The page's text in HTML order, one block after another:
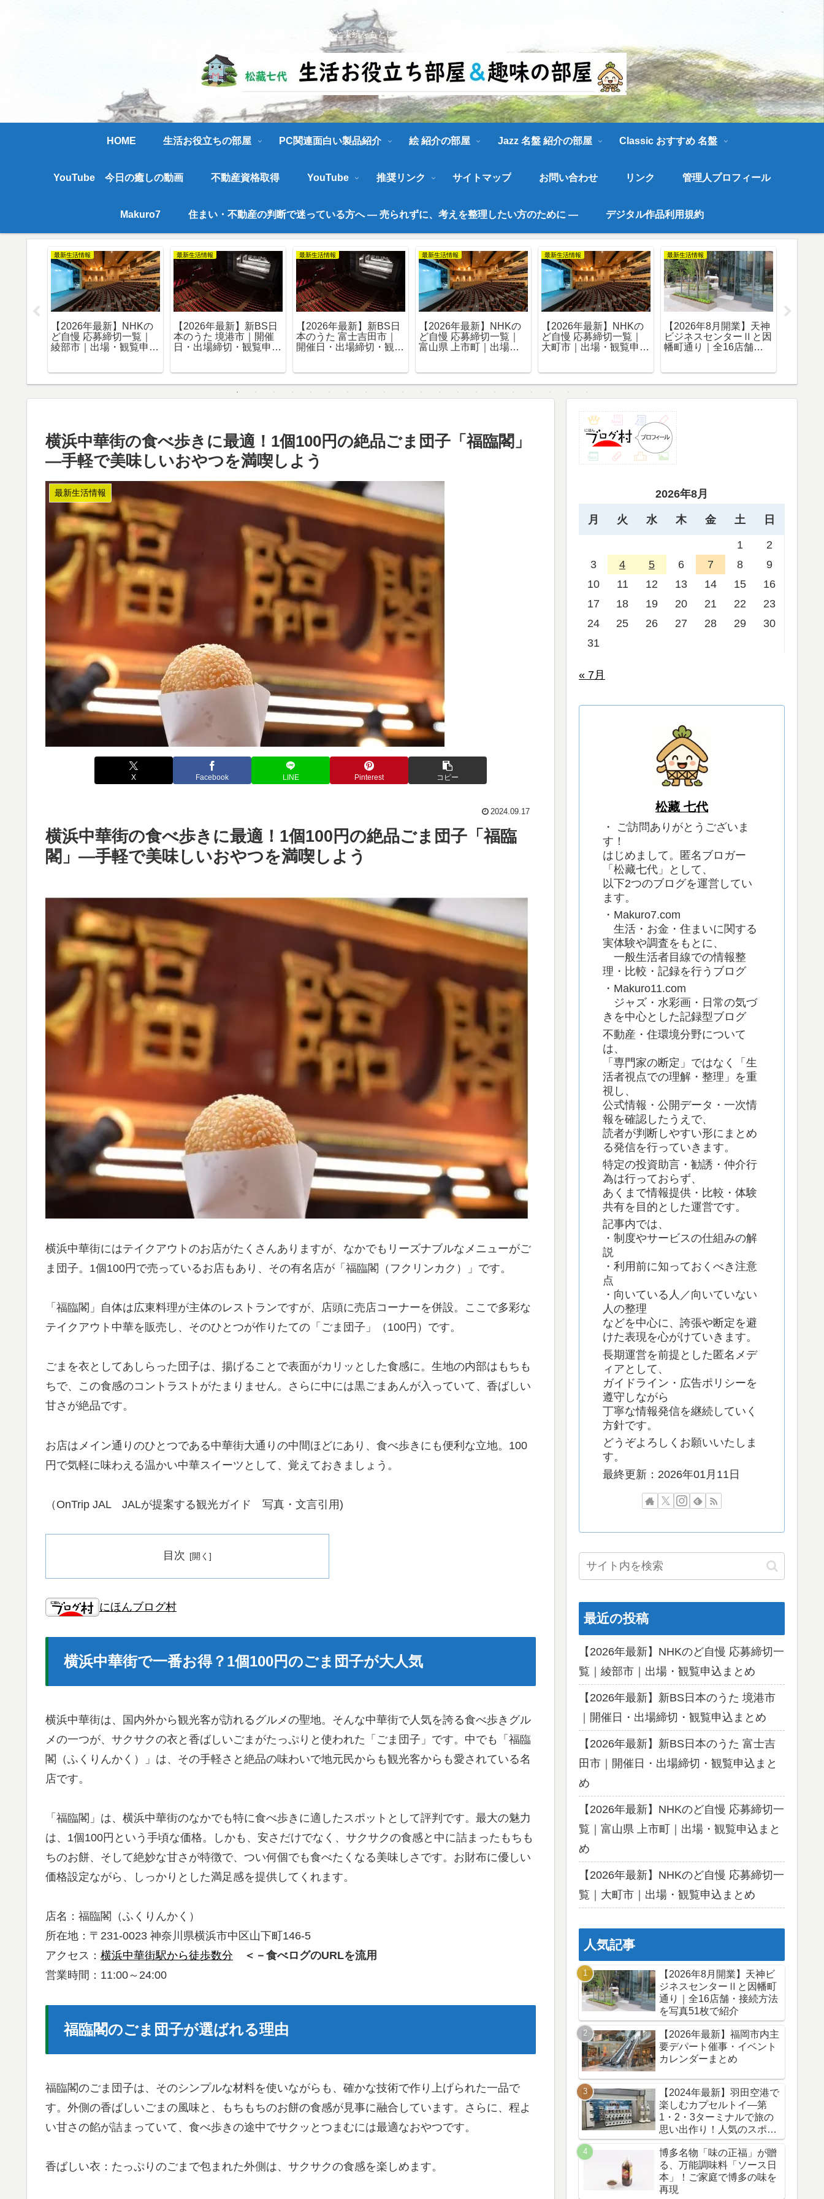
長く続けてきた経験と実績をもとに、喜ばれ、お役に立てる情報を発信します。
HOME 生活お役立ちの部屋 PC関連面白い製品紹介 絵 紹介の部屋 Jazz 名盤 紹介の部屋 Classic おすすめ 名盤
YouTube 今日の癒しの動画 不動産資格取得 YouTube 推奨リンク サイトマップ お問い合わせ リンク 管理人プロフィール
Makuro7 住まい・不動産の判断で迷っている方へ ― 売られずに、考えを整理したい方のために ― デジタル作品利用規約
最新イベント情報
【2026年最新】新BS日
本のうた 魚沼市｜開催
日・出場締切・観覧申込
最新イベント情報
【2026年最新】NHKの
ど自慢 応募締切一覧｜
国東市｜出場・観覧申込
最新イベント情報
【2026年最新】NHKの
ど自慢 応募締切一覧｜
南相馬市｜出場・観覧申
最新イベント情報
【2026年最新】新BS日
本のうた 北九州市｜開
催日・出場締切・観覧申
水彩画
【2026年版】【水彩画
72作目】福岡・舞鶴公
園 散歩道からの風景｜
最新イベント情報
【2026年最新】NHKの
ど自慢 応募締切一覧｜
戸田市｜出場・観覧申込
横浜中華街の食べ歩きに最適！1個100円の絶品ごま団子「福臨閣」
—手軽で美味しいおやつを満喫しよう
最新生活情報
X Facebook LINE Pinterest コピー
2024.09.17
横浜中華街の食べ歩きに最適！1個100円の絶品ごま団子「福臨
閣」—手軽で美味しいおやつを満喫しよう
横浜中華街にはテイクアウトのお店がたくさんありますが、なかでもリーズナブルなメニューがご
ま団子。1個100円で売っているお店もあり、その有名店が「福臨閣（フクリンカク）」です。
「福臨閣」自体は広東料理が主体のレストランですが、店頭に売店コーナーを併設。ここで多彩な
テイクアウト中華を販売し、そのひとつが作りたての「ごま団子」（100円）です。
ごまを衣としてあしらった団子は、揚げることで表面がカリッとした食感に。生地の内部はもちも
ちで、この食感のコントラストがたまりません。さらに中には黒ごまあんが入っていて、香ばしい
甘さが絶品です。
お店はメイン通りのひとつである中華街大通りの中間ほどにあり、食べ歩きにも便利な立地。100
円で気軽に味わえる温かい中華スイーツとして、覚えておきましょう。
（OnTrip JAL JALが提案する観光ガイド 写真・文言引用)
目次
にほんブログ村
横浜中華街で一番お得？1個100円のごま団子が大人気
横浜中華街は、国内外から観光客が訪れるグルメの聖地。そんな中華街で人気を誇る食べ歩きグル
メの一つが、サクサクの衣と香ばしいごまがたっぷりと使われた「ごま団子」です。中でも「福臨
閣（ふくりんかく）」は、その手軽さと絶品の味わいで地元民からも観光客からも愛されている名
店です。
「福臨閣」は、横浜中華街のなかでも特に食べ歩きに適したスポットとして評判です。最大の魅力
は、1個100円という手頃な価格。しかも、安さだけでなく、サクサクの食感と中に詰まったもちも
ちのお餅、そして絶妙な甘さが特徴で、つい何個でも食べたくなる美味しさです。お財布に優しい
価格設定ながら、しっかりとした満足感を提供してくれます。
店名：福臨閣（ふくりんかく）
所在地：〒231-0023 神奈川県横浜市中区山下町146-5
アクセス： 横浜中華街駅から徒歩数分
＜－食べログのURLを流用
営業時間：11:00～24:00
福臨閣のごま団子が選ばれる理由
福臨閣のごま団子は、そのシンプルな材料を使いながらも、確かな技術で作り上げられた一品で
す。外側の香ばしいごまの風味と、もちもちのお餅の食感が見事に融合しています。さらに、程よ
い甘さの餡が詰まっていて、食べ歩きの途中でサクッとつまむには最適なおやつです。
香ばしい衣：たっぷりのごまで包まれた外側は、サクサクの食感を楽しめます。
2026年8月
月 火 水 木 金 土 日
1
2
3
4 5 6 7 8
9
10
11 12 13 14 15
16
17
18 19 20 21 22
23
24
25 26 27 28 29
30
31
« 7月
松藏 七代
・ ご訪問ありがとうございま
す！
はじめまして。匿名ブロガー
「松藏七代」として、
以下2つのブログを運営してい
ます。
・Makuro7.com
生活・お金・住まいに関する
実体験や調査をもとに、
一般生活者目線での情報整
理・比較・記録を行うブログ
・Makuro11.com
ジャズ・水彩画・日常の気づ
きを中心とした記録型ブログ
不動産・住環境分野について
は、
「専門家の断定」ではなく「生
活者視点での理解・整理」を重
視し、
公式情報・公開データ・一次情
報を確認したうえで、
読者が判断しやすい形にまとめ
る発信を行っていきます。
特定の投資助言・勧誘・仲介行
為は行っておらず、
あくまで情報提供・比較・体験
共有を目的とした運営です。
記事内では、
・制度やサービスの仕組みの解
説
・利用前に知っておくべき注意
点
・向いている人／向いていない
人の整理
などを中心に、誇張や断定を避
けた表現を心がけていきます。
長期運営を前提とした匿名メデ
ィアとして、
ガイドライン・広告ポリシーを
遵守しながら
丁寧な情報発信を継続していく
方針です。
どうぞよろしくお願いいたしま
す。
最終更新：2026年01月11日
最近の投稿
【2026年最新】NHKのど自慢 応募締切一
覧｜綾部市｜出場・観覧申込まとめ
【2026年最新】新BS日本のうた 境港市
｜開催日・出場締切・観覧申込まとめ
【2026年最新】新BS日本のうた 富士吉
田市｜開催日・出場締切・観覧申込まと
め
【2026年最新】NHKのど自慢 応募締切一
覧｜富山県 上市町｜出場・観覧申込まと
め
【2026年最新】NHKのど自慢 応募締切一
覧｜大町市｜出場・観覧申込まとめ
人気記事
【2026年8月開業】天神ビ
ジネスセンターⅡと因幡町
通り｜全16店舗・接続方法
を写真51枚で紹介
【2026年最新】福岡市内主
要デパート催事・イベント
カレンダーまとめ
【2024年最新】羽田空港で
楽しむカプセルトイ—第
1・2・3ターミナルで旅の
思い出作り！人気のスポッ
トと最新情報
博多名物「味の正福」が贈
る、万能調味料「ソース日
本」！ご家庭で博多の味を
再現